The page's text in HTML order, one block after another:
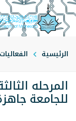
الرئيسية
المرحله
للجامعة